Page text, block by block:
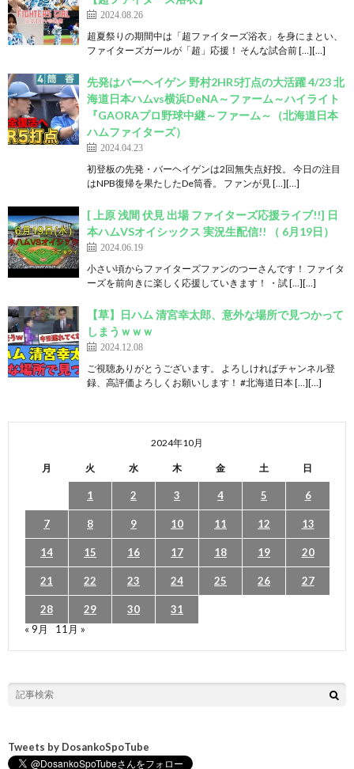
2024.08.26
超夏祭りの期間中は「超ファイターズ浴衣」を身にまとい、
ファイターズガールが「超」応援！ そんな試合前 […][…]
先発はバーヘイゲン 野村2HR5打点の大活躍 4/23 北
海道日本ハムvs横浜DeNA～ファーム～ハイライト
『GAORAプロ野球中継～ファーム～（北海道日本
ハムファイターズ）
2024.04.23
初登板の先発・バーヘイゲンは2回無失点好投。 今日の注目
はNPB復帰を果たしたDe筒香。 ファンが見 […][…]
[ 上原 浅間 伏見 出場 ファイターズ応援ライブ!!] 日
本ハムVSオイシックス 実況生配信!! （ 6月19日）
2024.06.19
小さい頃からファイターズファンのつーさんです！ ファイタ
ーズを前向きに楽しく応援していきます！ ・試 […][…]
【草】日ハム 清宮幸太郎、意外な場所で見つかって
しまうｗｗｗ
2024.12.08
ご視聴ありがとうございます。 よろしければチャンネル登
録、高評価よろしくお願いします！ #北海道日本 […][…]
2024年10月
月 火 水 木 金 土 日
1 2 3 4 5 6
7 8 9 10 11 12 13
14 15 16 17 18 19 20
21 22 23 24 25 26 27
28 29 30
31
« 9月
11月 »
Tweets by DosankoSpoTube